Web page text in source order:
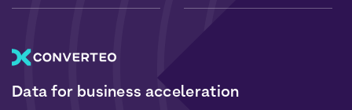
Data for business acceleration